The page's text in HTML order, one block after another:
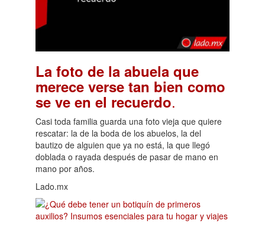
La foto de la abuela que
merece verse tan bien como
se ve en el recuerdo.
Casi toda familia guarda una foto vieja que quiere
rescatar: la de la boda de los abuelos, la del
bautizo de alguien que ya no está, la que llegó
doblada o rayada después de pasar de mano en
mano por años.
Lado.mx